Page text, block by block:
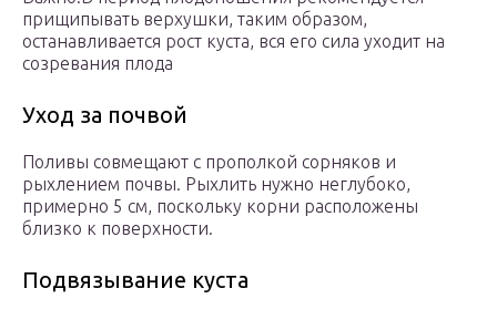
прищипывать верхушки, таким образом,
останавливается рост куста, вся его сила уходит на
созревания плода
Уход за почвой
Поливы совмещают с прополкой сорняков и
рыхлением почвы. Рыхлить нужно неглубоко,
примерно 5 см, поскольку корни расположены
близко к поверхности.
Подвязывание куста